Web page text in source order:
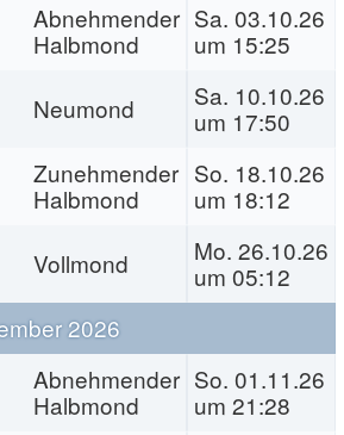
Abnehmender
Halbmond
Sa. 03.10.26
um 15:25
Neumond
Sa. 10.10.26
um 17:50
Zunehmender
Halbmond
So. 18.10.26
um 18:12
Vollmond
Mo. 26.10.26
um 05:12
2026
Abnehmender
Halbmond
So. 01.11.26
um 21:28